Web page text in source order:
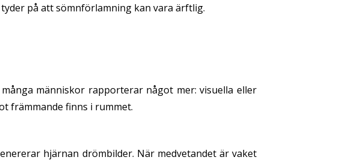
på att sömnförlamning kan vara ärftlig.
människor rapporterar något mer: visuella eller
främmande finns i rummet.
hjärnan drömbilder. När medvetandet är vaket